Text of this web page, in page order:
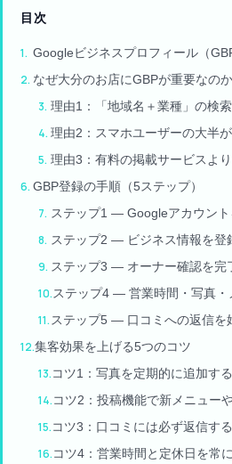
目次
Googleビジネスプロフィール（
なぜ大分のお店にGBPが重要なのか
理由1：「地域名＋業種」の検
理由2：スマホユーザーの大半
理由3：有料の掲載サービスよ
GBP登録の手順（5ステップ）
ステップ1 — Googleアカウント
ステップ2 — ビジネス情報を登
ステップ3 — オーナー確認を完
ステップ4 — 営業時間・写真・
ステップ5 — 口コミへの返信を
集客効果を上げる5つのコツ
コツ1：写真を定期的に追加す
コツ2：投稿機能で新メニュー
コツ3：口コミには必ず返信する
コツ4：営業時間と定休日を常